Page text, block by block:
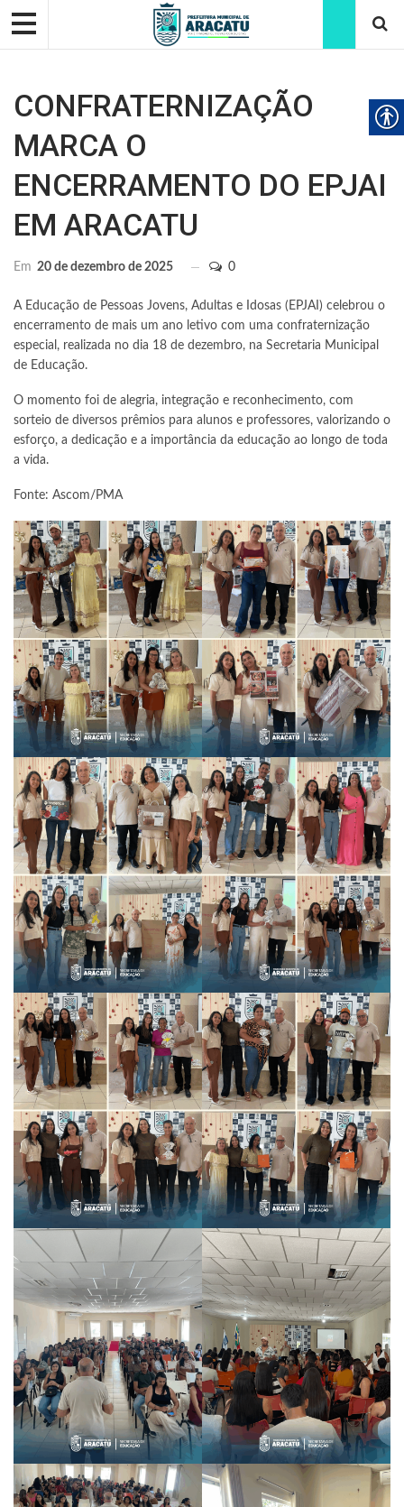
CONFRATERNIZAÇÃO
MARCA O
ENCERRAMENTO DO EPJAI
EM ARACATU
Em 20 de dezembro de 2025 0
A Educação de Pessoas Jovens, Adultas e Idosas (EPJAI) celebrou o
encerramento de mais um ano letivo com uma confraternização
especial, realizada no dia 18 de dezembro, na Secretaria Municipal
de Educação.
O momento foi de alegria, integração e reconhecimento, com
sorteio de diversos prêmios para alunos e professores, valorizando o
esforço, a dedicação e a importância da educação ao longo de toda
a vida.
Fonte: Ascom/PMA